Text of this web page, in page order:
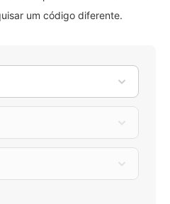
um código diferente.